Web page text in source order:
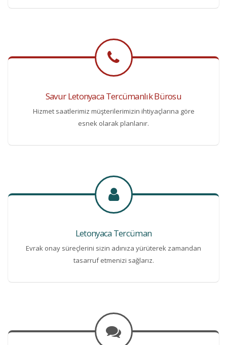
Savur Letonyaca Tercümanlık Bürosu
Hizmet saatlerimiz müşterilerimizin ihtiyaçlarına göre
esnek olarak planlanır.
Letonyaca Tercüman
Evrak onay süreçlerini sizin adınıza yürüterek zamandan
tasarruf etmenizi sağlarız.